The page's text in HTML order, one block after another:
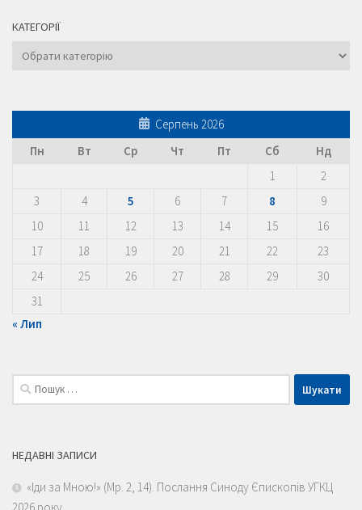
КАТЕГОРІЇ
Категорії
Серпень 2026
Пн
Вт Ср Чт Пт Сб
Нд
1
2
3
4 5 6 7 8
9
10
11 12 13 14 15
16
17
18 19 20 21 22
23
24
25 26 27 28 29
30
31
« Лип
Пошук:
НЕДАВНІ ЗАПИСИ
«Іди за Мною!» (Мр. 2, 14). Послання Синоду Єпископів УГКЦ